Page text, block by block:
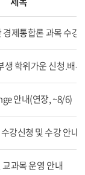
합론 과목 수강신청 시
학위가운 신청.배
안내(연장, ~8/6)
강신청 및 수강 안내
과목 운영 안내